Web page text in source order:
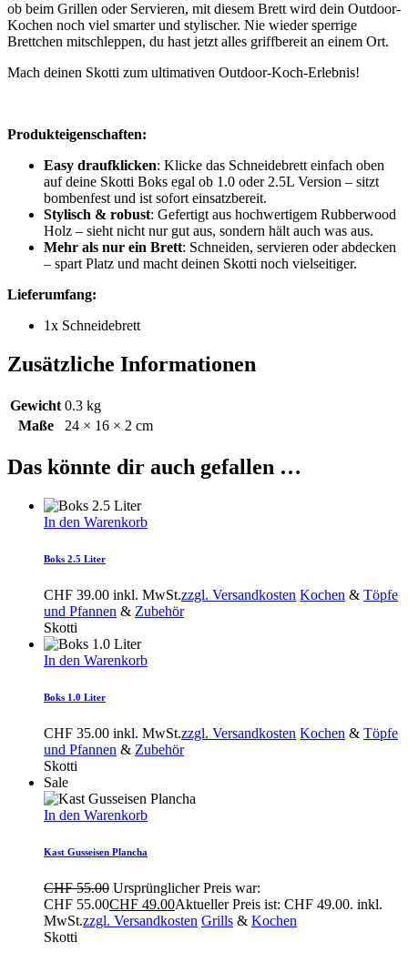
ob beim Grillen oder Servieren, mit diesem Brett wird dein Outdoor-
Kochen noch viel smarter und stylischer. Nie wieder sperrige
Brettchen mitschleppen, du hast jetzt alles griffbereit an einem Ort.
Mach deinen Skotti zum ultimativen Outdoor-Koch-Erlebnis!
Produkteigenschaften:
Easy draufklicken: Klicke das Schneidebrett einfach oben
auf deine Skotti Boks egal ob 1.0 oder 2.5L Version – sitzt
bombenfest und ist sofort einsatzbereit.
Stylisch & robust: Gefertigt aus hochwertigem Rubberwood
Holz – sieht nicht nur gut aus, sondern hält auch was aus.
Mehr als nur ein Brett: Schneiden, servieren oder abdecken
– spart Platz und macht deinen Skotti noch vielseitiger.
Lieferumfang:
1x Schneidebrett
Zusätzliche Informationen
Gewicht 0.3 kg
Maße
24 × 16 × 2 cm
Das könnte dir auch gefallen …
In den Warenkorb
Boks 2.5 Liter
CHF 39.00 inkl. MwSt.zzgl. Versandkosten Kochen & Töpfe
und Pfannen & Zubehör
Skotti
In den Warenkorb
Boks 1.0 Liter
CHF 35.00 inkl. MwSt.zzgl. Versandkosten Kochen & Töpfe
und Pfannen & Zubehör
Skotti
Sale
In den Warenkorb
Kast Gusseisen Plancha
CHF55.00 Ursprünglicher Preis war:
CHF 55.00CHF 49.00Aktueller Preis ist: CHF 49.00. inkl.
MwSt.zzgl. Versandkosten Grills & Kochen
Skotti